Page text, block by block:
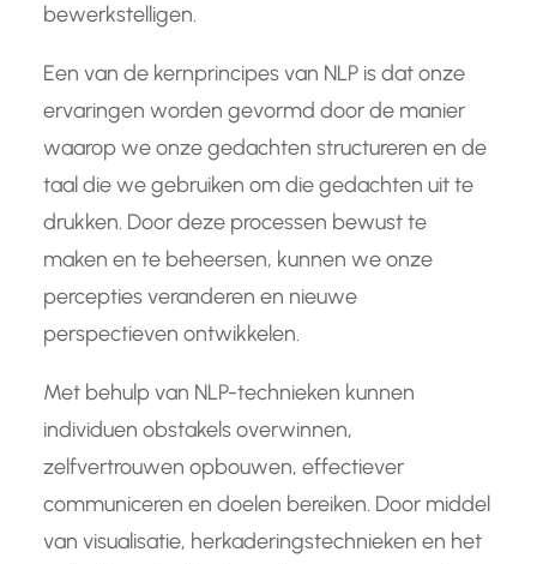
bewerkstelligen.
Een van de kernprincipes van NLP is dat onze
ervaringen worden gevormd door de manier
waarop we onze gedachten structureren en de
taal die we gebruiken om die gedachten uit te
drukken. Door deze processen bewust te
maken en te beheersen, kunnen we onze
percepties veranderen en nieuwe
perspectieven ontwikkelen.
Met behulp van NLP-technieken kunnen
individuen obstakels overwinnen,
zelfvertrouwen opbouwen, effectiever
communiceren en doelen bereiken. Door middel
van visualisatie, herkaderingstechnieken en het